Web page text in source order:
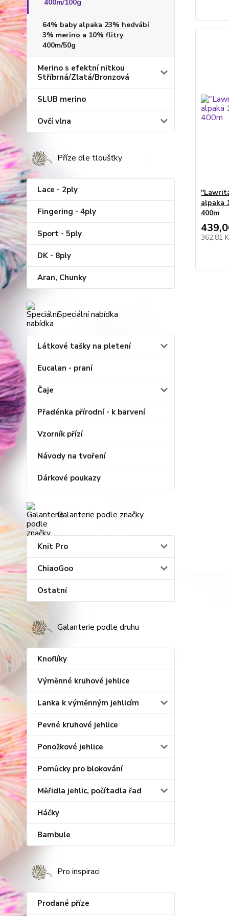
400m/100g
64% baby alpaka 23% hedvábí
3% merino a 10% flitry
400m/50g
Merino s efektní nitkou
Stříbrná/Zlatá/Bronzová
SLUB merino
Ovčí vlna
Příze dle tloušťky
Lace - 2ply
Fingering - 4ply
Sport - 5ply
DK - 8ply
Aran, Chunky
Speciální nabídka
Látkové tašky na pletení
Eucalan - praní
Čaje
Přadénka přírodní - k barvení
Vzorník přízí
Návody na tvoření
Dárkové poukazy
Galanterie podle značky
Knit Pro
ChiaoGoo
Ostatní
Galanterie podle druhu
Knoflíky
Výměnné kruhové jehlice
Lanka k výměnným jehlicím
Pevné kruhové jehlice
Ponožkové jehlice
Pomůcky pro blokování
Měřidla jehlic, počítadla řad
Háčky
Bambule
Pro inspiraci
Prodané příze
alpaka
400m
362,81